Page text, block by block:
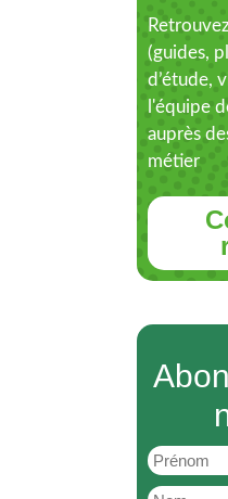
(guides,
d’étude,
l'équipe
auprès
métier